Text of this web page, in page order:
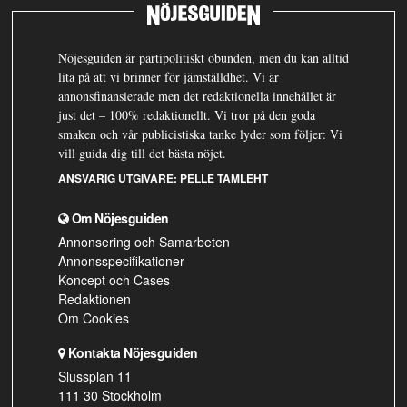
Nöjesguiden är partipolitiskt obunden, men du kan alltid
lita på att vi brinner för jämställdhet. Vi är
annonsfinansierade men det redaktionella innehållet är
just det – 100% redaktionellt. Vi tror på den goda
smaken och vår publicistiska tanke lyder som följer: Vi
vill guida dig till det bästa nöjet.
ANSVARIG UTGIVARE: PELLE TAMLEHT
Om Nöjesguiden
Annonsering och Samarbeten
Annonsspecifikationer
Koncept och Cases
Redaktionen
Om Cookies
Kontakta Nöjesguiden
Slussplan 11
111 30 Stockholm